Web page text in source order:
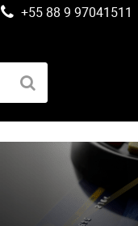
+55 88 9 97041511